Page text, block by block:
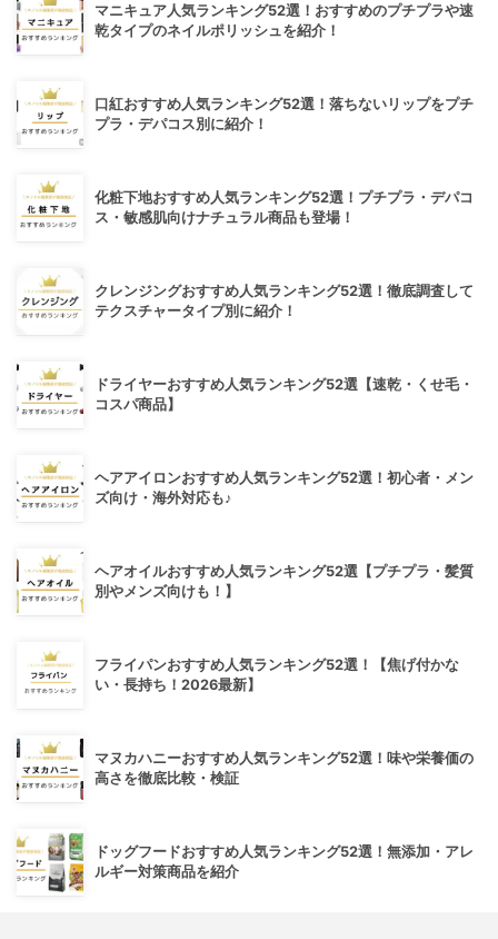
マニキュア人気ランキング52選！おすすめのプチプラや速
乾タイプのネイルポリッシュを紹介！
口紅おすすめ人気ランキング52選！落ちないリップをプチ
プラ・デパコス別に紹介！
化粧下地おすすめ人気ランキング52選！プチプラ・デパコ
ス・敏感肌向けナチュラル商品も登場！
クレンジングおすすめ人気ランキング52選！徹底調査して
テクスチャータイプ別に紹介！
ドライヤーおすすめ人気ランキング52選【速乾・くせ毛・
コスパ商品】
ヘアアイロンおすすめ人気ランキング52選！初心者・メン
ズ向け・海外対応も♪
ヘアオイルおすすめ人気ランキング52選【プチプラ・髪質
別やメンズ向けも！】
フライパンおすすめ人気ランキング52選！【焦げ付かな
い・長持ち！2026最新】
マヌカハニーおすすめ人気ランキング52選！味や栄養価の
高さを徹底比較・検証
ドッグフードおすすめ人気ランキング52選！無添加・アレ
ルギー対策商品を紹介